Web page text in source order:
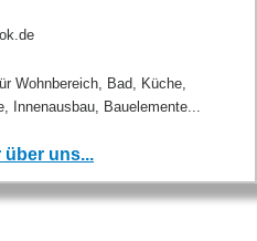
Wohnbereich, Bad, Küche,
Innenausbau, Bauelemente...
über uns...